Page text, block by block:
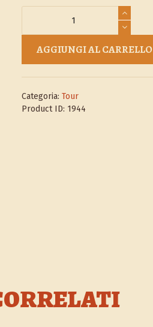
al
Tartufo
quantità
AGGIUNGI AL CARRELLO
Categoria: Tour
Product ID: 1944